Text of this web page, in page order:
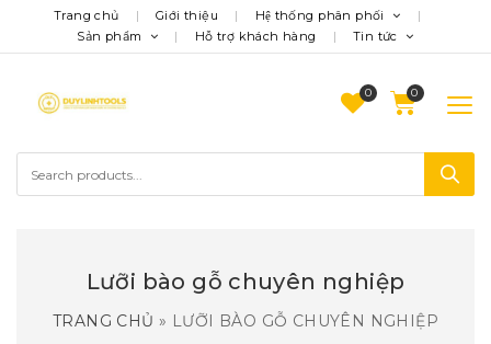
Trang chủ Giới thiệu
Hệ thống phân phối
Sản phẩm
Hỗ trợ khách hàng Tin tức
0
Lưỡi bào gỗ chuyên nghiệp
TRANG CHỦ » LƯỠI BÀO GỖ CHUYÊN NGHIỆP